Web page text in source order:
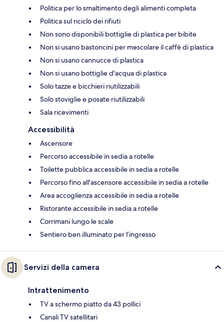
Politica per lo smaltimento degli alimenti completa
Politica sul riciclo dei rifiuti
Non sono disponibili bottiglie di plastica per bibite
Non si usano bastoncini per mescolare il caffè di plastica
Non si usano cannucce di plastica
Non si usano bottiglie d'acqua di plastica
Solo tazze e bicchieri riutilizzabili
Solo stoviglie e posate riutilizzabili
Sala ricevimenti
Accessibilità
Ascensore
Percorso accessibile in sedia a rotelle
Toilette pubblica accessibile in sedia a rotelle
Percorso fino all'ascensore accessibile in sedia a rotelle
Area accoglienza accessibile in sedia a rotelle
Ristorante accessibile in sedia a rotelle
Corrimani lungo le scale
Sentiero ben illuminato per l’ingresso
Servizi della camera
Intrattenimento
TV a schermo piatto da 43 pollici
Canali TV satellitari